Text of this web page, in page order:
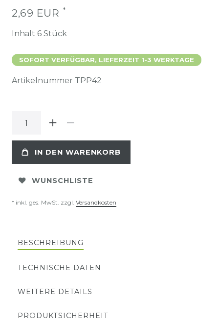
2,69 EUR *
Inhalt 6 Stück
SOFORT VERFÜGBAR, LIEFERZEIT 1-3 WERKTAGE
Artikelnummer TPP42
IN DEN WARENKORB
WUNSCHLISTE
* inkl. ges. MwSt. zzgl. Versandkosten
BESCHREIBUNG
TECHNISCHE DATEN
WEITERE DETAILS
PRODUKTSICHERHEIT